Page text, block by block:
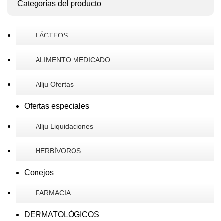
Categorías del producto
LÁCTEOS
ALIMENTO MEDICADO
Allju Ofertas
Ofertas especiales
Allju Liquidaciones
HERBÍVOROS
Conejos
FARMACIA
DERMATOLÓGICOS